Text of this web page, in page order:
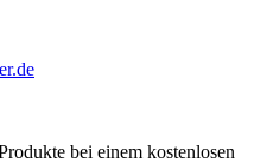
bei einem kostenlosen